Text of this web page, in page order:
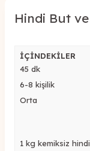
Hindi But
İÇİNDEKİLER
45 dk
6-8 kişilik
Orta
1 kg kemiksiz